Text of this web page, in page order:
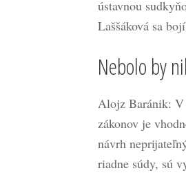
ústavnou
Laššáková sa
Nebolo by
Alojz Baránik: V
zákonov je
návrh
riadne súdy, sú